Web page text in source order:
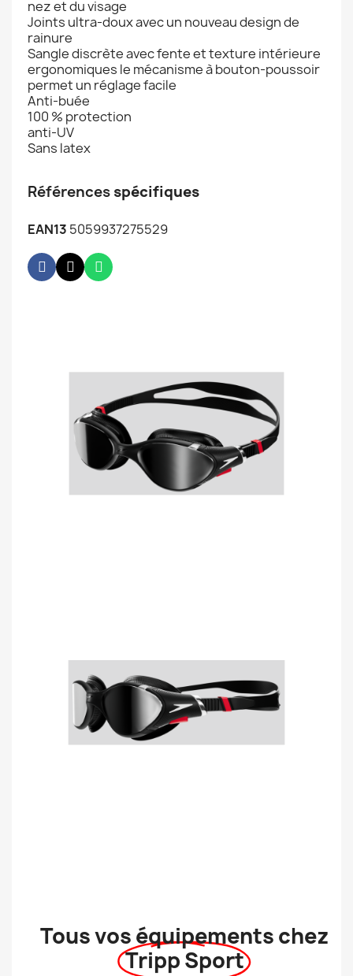
nez et du visage
Joints ultra-doux avec un nouveau design de
rainure
Sangle discrète avec fente et texture intérieure
ergonomiques le mécanisme à bouton-poussoir
permet un réglage facile
Anti-buée
100 % protection
anti-UV
Sans latex
Références spécifiques
EAN13 5059937275529
Tous vos équipements chez
Tripp Sport